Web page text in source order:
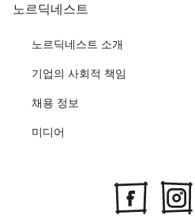
노르딕네스트
노르딕네스트 소개
기업의 사회적 책임
채용 정보
미디어